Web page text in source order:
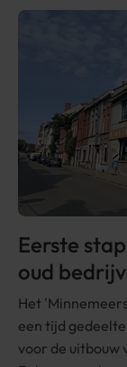
Eerste
oud
Het
een tijd
voor de uitbouw